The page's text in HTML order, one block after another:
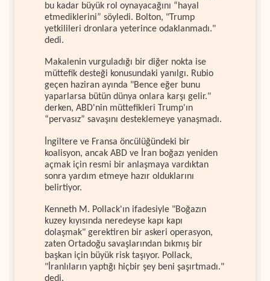
bu kadar büyük rol oynayacağını “hayal
etmediklerini” söyledi. Bolton, "Trump
yetkilileri dronlara yeterince odaklanmadı."
dedi.
Makalenin vurguladığı bir diğer nokta ise
müttefik desteği konusundaki yanılgı. Rubio
geçen haziran ayında "Bence eğer bunu
yaparlarsa bütün dünya onlara karşı gelir."
derken, ABD'nin müttefikleri Trump'ın
“pervasız” savaşını desteklemeye yanaşmadı.
İngiltere ve Fransa öncülüğündeki bir
koalisyon, ancak ABD ve İran boğazı yeniden
açmak için resmi bir anlaşmaya vardıktan
sonra yardım etmeye hazır olduklarını
belirtiyor.
Kenneth M. Pollack'ın ifadesiyle "Boğazın
kuzey kıyısında neredeyse kapı kapı
dolaşmak" gerektiren bir askeri operasyon,
zaten Ortadoğu savaşlarından bıkmış bir
başkan için büyük risk taşıyor. Pollack,
"İranlıların yaptığı hiçbir şey beni şaşırtmadı."
dedi.